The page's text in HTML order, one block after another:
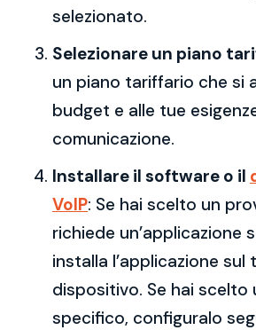
selezionato.
Selezionare un piano
un piano tariffario che si
budget e alle tue
comunicazione.
Installare il software o il
VoIP: Se hai scelto un
richiede un’applicazione
installa l’applicazione sul
dispositivo. Se hai scelto
specifico, configuralo